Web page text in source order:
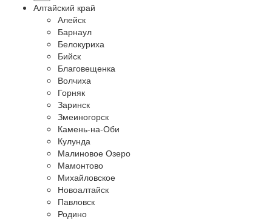
Алтайский край
Алейск
Барнаул
Белокуриха
Бийск
Благовещенка
Волчиха
Горняк
Заринск
Змеиногорск
Камень-на-Оби
Кулунда
Малиновое Озеро
Мамонтово
Михайловское
Новоалтайск
Павловск
Родино